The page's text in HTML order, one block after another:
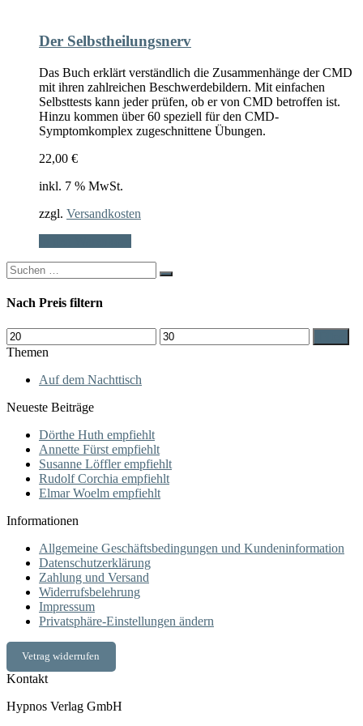
Der Selbstheilungsnerv
Das Buch erklärt verständlich die Zusammenhänge der CMD
mit ihren zahlreichen Beschwerdebildern. Mit einfachen
Selbsttests kann jeder prüfen, ob er von CMD betroffen ist.
Hinzu kommen über 60 speziell für den CMD-
Symptomkomplex zugeschnittene Übungen.
22,00 €
inkl. 7 % MwSt.
zzgl. Versandkosten
Search
for:
Nach Preis filtern
Min.
Preis
Max.
Preis
Themen
Auf dem Nachttisch
Neueste Beiträge
Dörthe Huth empfiehlt
Annette Fürst empfiehlt
Susanne Löffler empfiehlt
Rudolf Corchia empfiehlt
Elmar Woelm empfiehlt
Informationen
Allgemeine Geschäftsbedingungen und Kundeninformation
Datenschutzerklärung
Zahlung und Versand
Widerrufsbelehrung
Impressum
Privatsphäre-Einstellungen ändern
Vetrag widerrufen
Kontakt
Hypnos Verlag GmbH